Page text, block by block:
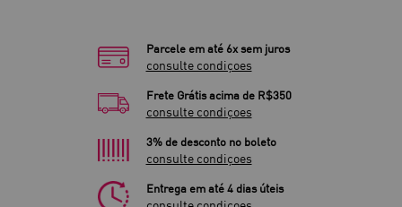
Parcele em até 6x sem juros
consulte condiçoes
Frete Grátis acima de R$350
consulte condiçoes
3% de desconto no boleto
consulte condiçoes
Entrega em até 4 dias úteis